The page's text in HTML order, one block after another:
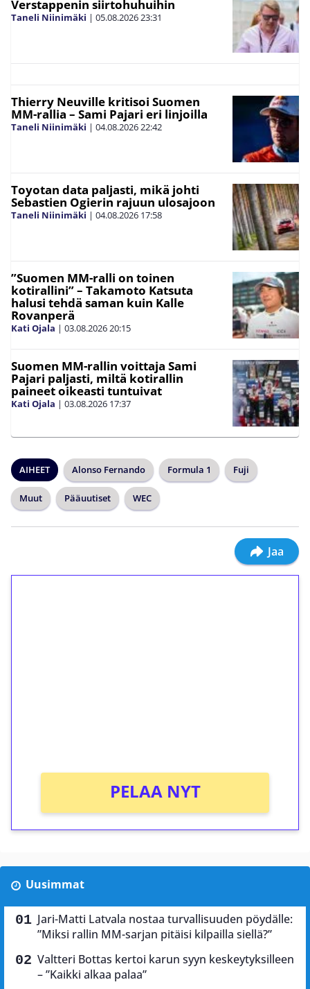
Verstappenin siirtohuhuihin
Taneli Niinimäki | 05.08.202623:31
Thierry Neuville kritisoi Suomen
MM-rallia – Sami Pajari eri linjoilla
Taneli Niinimäki | 04.08.202622:42
Toyotan data paljasti, mikä johti
Sebastien Ogierin rajuun ulosajoon
Taneli Niinimäki | 04.08.2026 17:58
”Suomen MM-ralli on toinen
kotirallini” – Takamoto Katsuta
halusi tehdä saman kuin Kalle
Rovanperä
Kati Ojala | 03.08.202620:15
Suomen MM-rallin voittaja Sami
Pajari paljasti, miltä kotirallin
paineet oikeasti tuntuivat
Kati Ojala | 03.08.2026 17:37
AIHEET Alonso Fernando Formula 1 Fuji
Muut Pääuutiset WEC
Jaa
PELAA NYT
Uusimmat
Jari-Matti Latvala nostaa turvallisuuden pöydälle:
”Miksi rallin MM-sarjan pitäisi kilpailla siellä?”
Valtteri Bottas kertoi karun syyn keskeytyksilleen
– ”Kaikki alkaa palaa”